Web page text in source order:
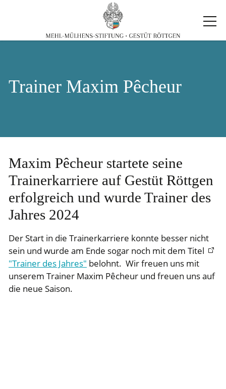
Trainer Maxim Pêcheur
Maxim Pêcheur startete seine
Trainerkarriere auf Gestüt Röttgen
erfolgreich und wurde Trainer des
Jahres 2024
Der Start in die Trainerkarriere konnte besser nicht
sein und wurde am Ende sogar noch mit dem Titel
"Trainer des Jahres" belohnt. Wir freuen uns mit
unserem Trainer Maxim Pêcheur und freuen uns auf
die neue Saison.